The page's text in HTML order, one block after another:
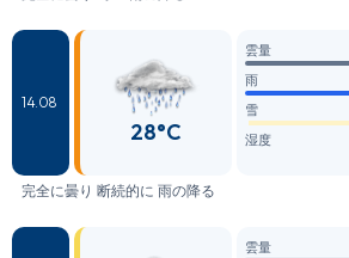
14.08
28°C
雲量
雨
雪
湿度
完全に曇り 断続的に 雨の降る
雲量